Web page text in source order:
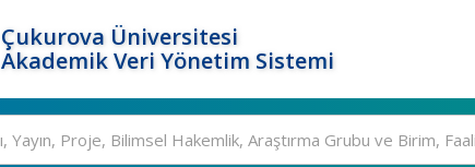
Çukurova Üniversitesi
Akademik Veri Yönetim Sistemi